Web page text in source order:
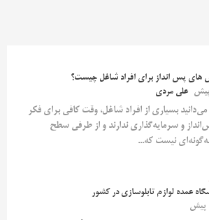
های پس‌ انداز برای افراد شاغل چیست؟
علی مردی
می‌دانید بسیاری از افراد شاغل، وقت کافی برای فکر
و سرمایه‌گذاری ندارند و از طرفی سطح
نیست که...
عمده لوازم تابلوسازی در کشور